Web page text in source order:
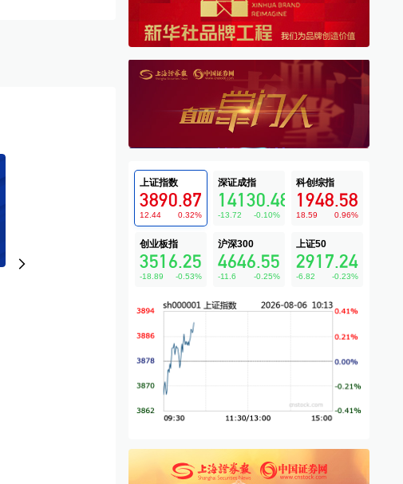
道指创收盘历史新高；韩国开
08-04
美媒：美军已消耗近80%“萨
快讯·国际 08-05
上证指数
3890.87
12.44 0.32%
深证成指
14130.48
-13.72 -0.10%
科创综指
1948.58
18.59 0.96%
创业板指
3516.25
-18.89 -0.53%
沪深300
4646.55
-11.6 -0.25%
上证50
2917.24
-6.82 -0.23%